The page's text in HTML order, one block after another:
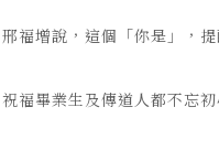
福增說，這個「你是」，
畢業生及傳道人都不忘